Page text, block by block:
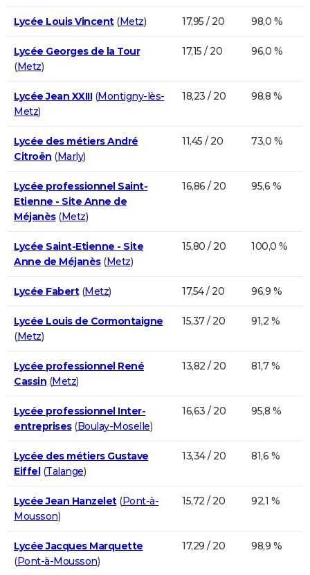
Lycée Louis Vincent(Metz) 17,95 / 20 98,0 %
Lycée Georges de la Tour
(Metz)
17,15 / 20 96,0 %
Lycée Jean XXIII(Montigny-lès-
Metz)
18,23 / 20 98,8 %
Lycée des métiers André
Citroën (Marly)
11,45 / 20 73,0 %
Lycée professionnel Saint-
Etienne - Site Anne de
Méjanès(Metz)
16,86 / 20 95,6 %
Lycée Saint-Etienne - Site
Anne de Méjanès(Metz)
15,80 / 20 100,0 %
Lycée Fabert(Metz) 17,54 / 20 96,9 %
Lycée Louis de Cormontaigne
(Metz)
15,37 / 20 91,2 %
Lycée professionnel René
Cassin (Metz)
13,82 / 20 81,7 %
Lycée professionnel Inter-
entreprises(Boulay-Moselle)
16,63 / 20 95,8 %
Lycée des métiers Gustave
Eiffel(Talange)
13,34 / 20 81,6 %
Lycée Jean Hanzelet(Pont-à-
Mousson)
15,72 / 20 92,1 %
Lycée Jacques Marquette
(Pont-à-Mousson)
17,29 / 20 98,9 %